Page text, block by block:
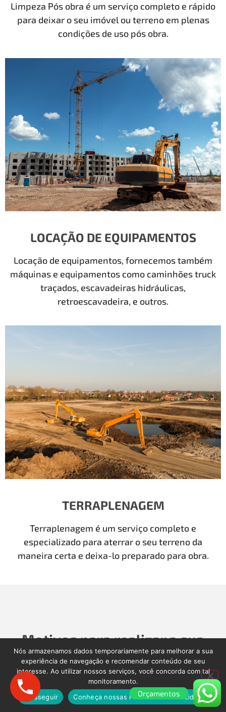
Limpeza Pós obra é um serviço completo e rápido
para deixar o seu imóvel ou terreno em plenas
condições de uso pós obra.
LOCAÇÃO DE EQUIPAMENTOS
Locação de equipamentos, fornecemos também
máquinas e equipamentos como caminhões truck
traçados, escavadeiras hidráulicas,
retroescavadeira, e outros.
TERRAPLENAGEM
Terraplenagem é um serviço completo e
especializado para aterrar o seu terreno da
maneira certa e deixa-lo preparado para obra.
Motivos para realizar a sua
Demolição com a Demolidora
como Antigamente
Para realizar a sua Demolição, Limpeza Pós-Obra,
Orçamentos
Nós armazenamos dados temporariamente para melhorar a sua
experiência de navegação e recomendar conteúdo de seu
interesse. Ao utilizar nossos serviços, você concorda com tal
monitoramento.
Prosseguir
Conheça nossas Políticas de Privacidade.